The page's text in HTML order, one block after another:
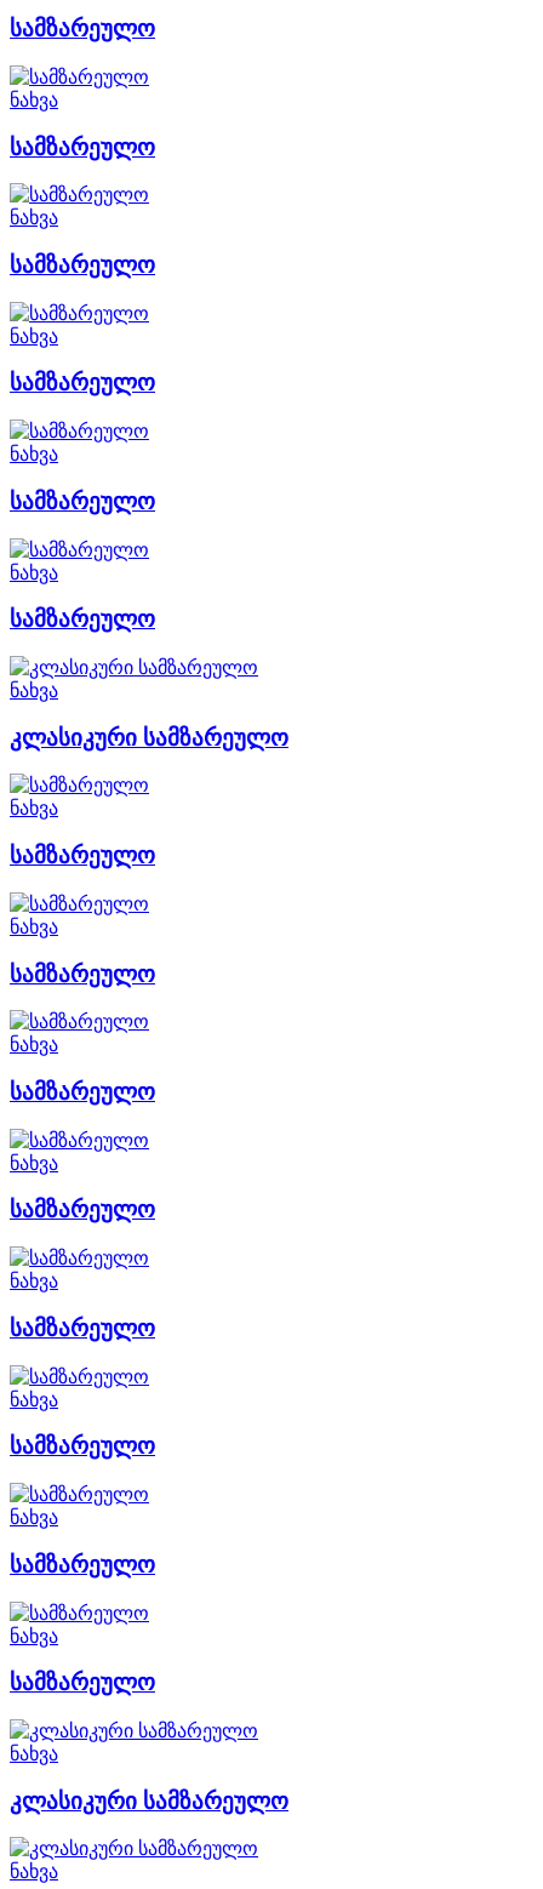
სამზარეულო
ნახვა
სამზარეულო
ნახვა
სამზარეულო
ნახვა
სამზარეულო
ნახვა
სამზარეულო
ნახვა
სამზარეულო
ნახვა
კლასიკური სამზარეულო
ნახვა
სამზარეულო
ნახვა
სამზარეულო
ნახვა
სამზარეულო
ნახვა
სამზარეულო
ნახვა
სამზარეულო
ნახვა
სამზარეულო
ნახვა
სამზარეულო
ნახვა
სამზარეულო
ნახვა
კლასიკური სამზარეულო
ნახვა